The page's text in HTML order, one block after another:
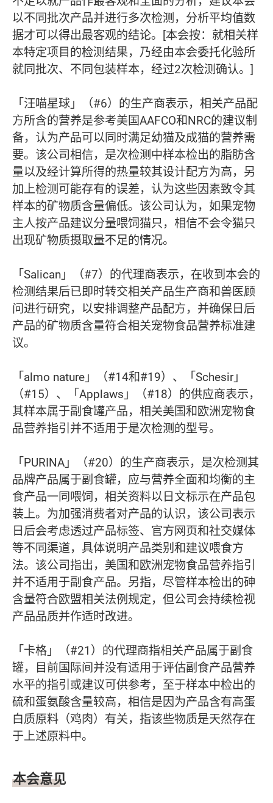
以不同批次产品并进行多次检测，分析平均值数
据才可以得出最客观的结论。[本会按：就相关样
本特定项目的检测结果，乃经由本会委托化验所
就同批次、不同包装样本，经过2次检测确认。]
「汪喵星球」（#6）的生产商表示，相关产品配
方所含的营养是参考美国AAFCO和NRC的建议制
备，认为产品可以同时满足幼猫及成猫的营养需
要。该公司相信，是次检测中样本检出的脂肪含
量以及经计算所得的热量较其设计配方为高，另
加上检测可能存有的误差，认为这些因素致令其
样本的矿物质含量偏低。该公司认为，如果宠物
主人按产品建议分量喂饲猫只，相信不会令猫只
出现矿物质摄取量不足的情况。
「Salican」（#7）的代理商表示，在收到本会的
检测结果后已即时转交相关产品生产商和兽医顾
问进行研究，以安排调整产品配方，并确保日后
产品的矿物质含量符合相关宠物食品营养标准建
议。
「almo nature」（#14和#19）、「Schesir」
（#15）、「Applaws」（#18）的供应商表示，
其样本属于副食罐产品，相关美国和欧洲宠物食
品营养指引并不适用于是次检测的型号。
「PURINA」（#20）的生产商表示，是次检测其
品牌产品属于副食罐，应与营养全面和均衡的主
食产品一同喂饲，相关资料以日文标示在产品包
装上。为加强消费者对产品的认识，该公司表示
日后会考虑透过产品标签、官方网页和社交媒体
等不同渠道，具体说明产品类别和建议喂食方
法。该公司指出，美国和欧洲宠物食品营养指引
并不适用于副食产品。另指，尽管样本检出的砷
含量符合欧盟相关法例规定，但公司会持续检视
产品品质并作适时改进。
「卡格」（#21）的代理商指相关产品属于副食
罐，目前国际间并没有适用于评估副食产品营养
水平的指引或建议可供参考，至于样本中检出的
硫和蛋氨酸含量较高，相信是因为产品含有高蛋
白质原料（鸡肉）有关，指该些物质是天然存在
于上述原料中。
本会意见